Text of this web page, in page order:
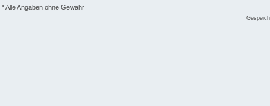
* Alle Angaben ohne Gewähr